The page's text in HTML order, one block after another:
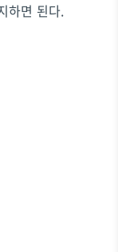
하면 된다.